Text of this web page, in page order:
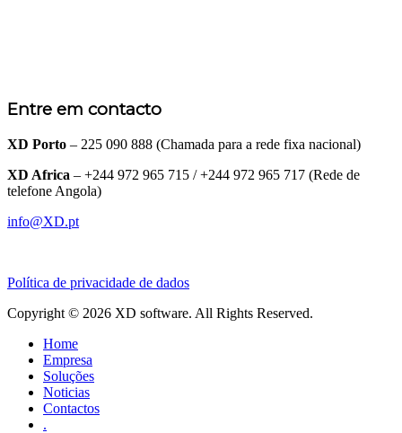
Entre em contacto
XD Porto – 225 090 888 (Chamada para a rede fixa nacional)
XD Africa – +244 972 965 715 / +244 972 965 717 (Rede de
telefone Angola)
info@XD.pt
Política de privacidade de dados
Copyright © 2026 XD software. All Rights Reserved.
Home
Empresa
Soluções
Noticias
Contactos
.